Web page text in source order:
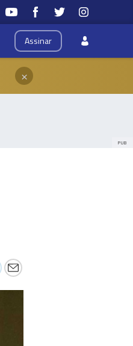
Assinar
×
PUB